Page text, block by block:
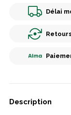
Délai
Description